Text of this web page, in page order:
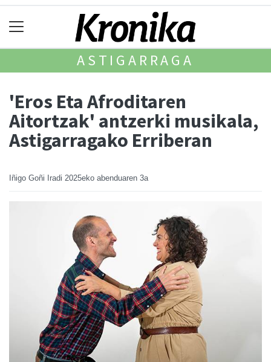
ASTIGARRAGA
'Eros Eta Afroditaren
Aitortzak' antzerki musikala,
Astigarragako Erriberan
Iñigo Goñi Iradi 2025eko abenduaren 3a